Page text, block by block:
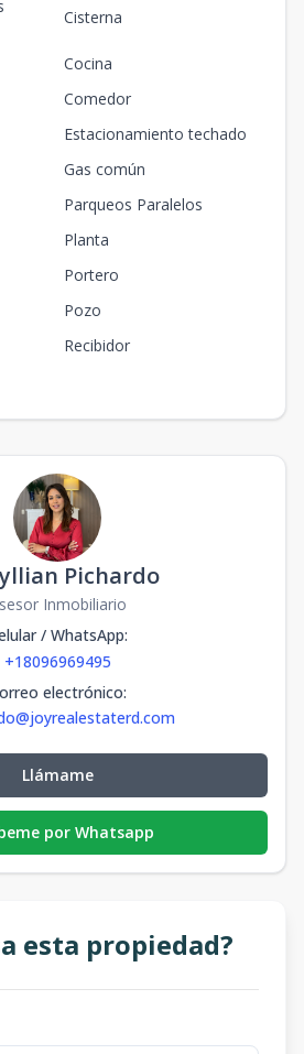
Cisterna
Cocina
Comedor
Estacionamiento techado
Gas común
Parqueos Paralelos
Planta
Portero
Pozo
Recibidor
Pichardo
Inmobiliario
/ WhatsApp:
+18096969495
electrónico:
Llámame
por Whatsapp
esta propiedad?